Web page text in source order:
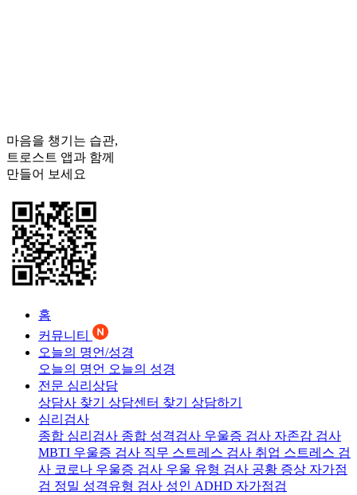
마음을 챙기는 습관,
트로스트 앱과 함께
만들어 보세요
홈
커뮤니티
오늘의 명언/성경
오늘의 명언 오늘의 성경
전문 심리상담
상담사 찾기 상담센터 찾기 상담하기
심리검사
종합 심리검사 종합 성격검사 우울증 검사 자존감 검사
MBTI 우울증 검사 직무 스트레스 검사 취업 스트레스 검
사 코로나 우울증 검사 우울 유형 검사 공황 증상 자가점
검 정밀 성격유형 검사 성인 ADHD 자가점검